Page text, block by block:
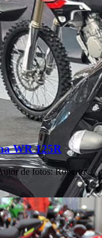
WR 125R
de fotos: Roberto